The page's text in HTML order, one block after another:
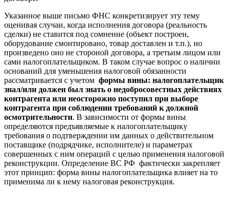
Указанное выше письмо ФНС конкретизирует эту тему
оценивая случаи, когда исполнения договора (реальность
сделки) не ставится под сомнение (объект построен,
оборудование смонтировано, товар доставлен и т.п.), но
произведено оно не стороной договора, а третьим лицом или
сами налогоплательщиком. В таком случае вопрос о наличии
оснований для уменьшения налоговой обязанности
рассматривается с учетом формы вины: налогоплательщик
знал/или должен был знать о недобросовестных действиях
контрагента или неосторожно поступил при выборе
контрагента при соблюдении требований к должной
осмотрительности. В зависимости от формы вины
определяются предъявляемые к налогоплательщику
требования о подтверждении им данных о действительном
поставщике (подрядчике, исполнителе) и параметрах
совершенных с ним операций с целью применения налоговой
реконструкции. Определение ВС РФ фактически закрепляет
этот принцип: форма вины налогоплательщика влияет на то
применима ли к нему налоговая реконструкция.